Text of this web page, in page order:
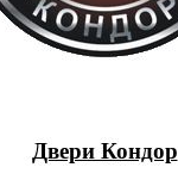
Двери Кондор